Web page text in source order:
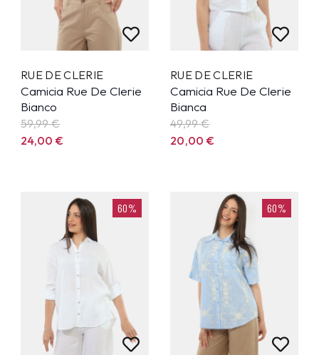
RUE DE CLERIE
Camicia Rue De Clerie
Bianco
59,99€
24,00€
RUE DE CLERIE
Camicia Rue De Clerie
Bianca
49,99€
20,00€
60% 60%